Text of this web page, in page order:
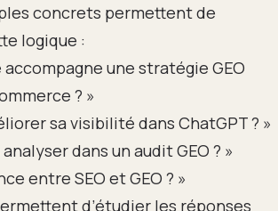
concrets permettent de
logique :
accompagne une stratégie GEO
? »
sa visibilité dans ChatGPT ? »
dans un audit GEO ? »
entre SEO et GEO ? »
d’étudier les réponses